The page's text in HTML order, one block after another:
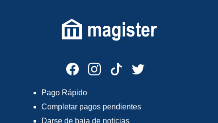
Pago Rápido
Completar pagos pendientes
Darse de baja de noticias